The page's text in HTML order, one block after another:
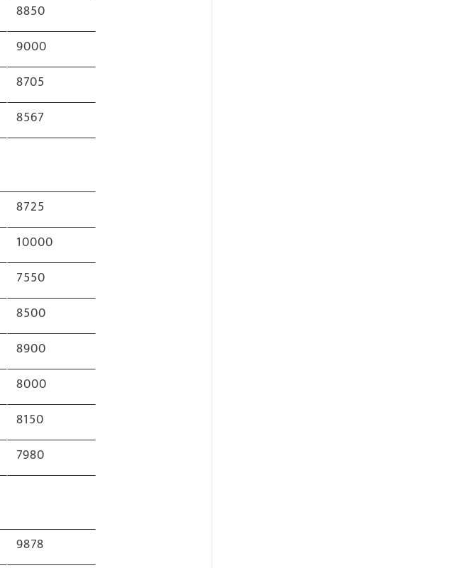
8850
9000
8705
8567
8725
10000
7550
8500
8900
8000
8150
7980
9878